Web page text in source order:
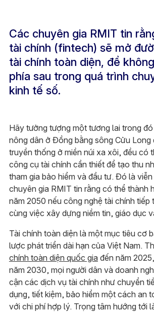
Các chuyên gia RMIT tin
tài chính (fintech) sẽ mở
tài chính toàn diện, để
phía sau trong quá trình
kinh tế số.
Hãy tưởng tượng một tương lai trong
nông dân ở Đồng bằng sông Cửu Long
truyền thống ở miền núi xa xôi, đều có
công cụ tài chính cần thiết để tạo thu
tham gia bảo hiểm và đầu tư. Đó là
chuyên gia RMIT tin rằng có thể thành
năm 2050 nếu công nghệ tài chính tiếp
cùng việc xây dựng niềm tin, giáo dục
Tài chính toàn diện là một mục tiêu cơ
lược phát triển dài hạn của Việt Nam.
chính toàn diện quốc gia đến năm
năm 2030, mọi người dân và doanh
cận các dịch vụ tài chính như chuyển
dụng, tiết kiệm, bảo hiểm một cách an
với chi phí hợp lý. Trọng tâm hướng tới